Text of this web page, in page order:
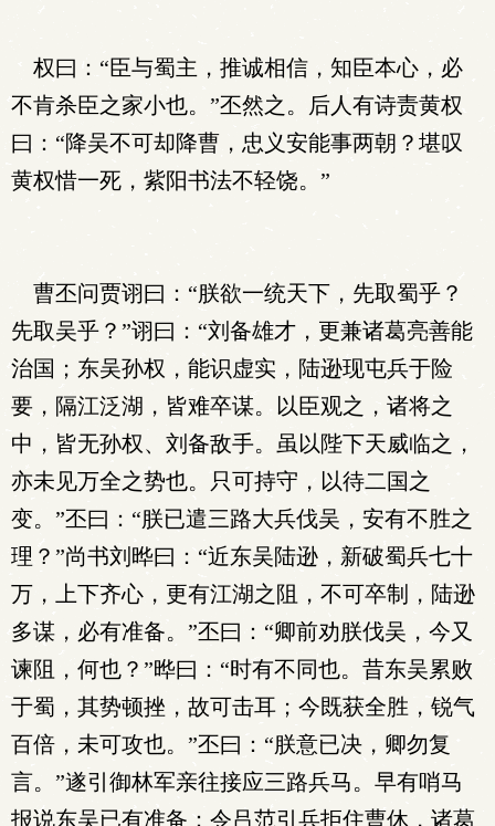
权曰：“臣与蜀主，推诚相信，知臣本心，必
不肯杀臣之家小也。”丕然之。后人有诗责黄权
曰：“降吴不可却降曹，忠义安能事两朝？堪叹
黄权惜一死，紫阳书法不轻饶。”
曹丕问贾诩曰：“朕欲一统天下，先取蜀乎？
先取吴乎？”诩曰：“刘备雄才，更兼诸葛亮善能
治国；东吴孙权，能识虚实，陆逊现屯兵于险
要，隔江泛湖，皆难卒谋。以臣观之，诸将之
中，皆无孙权、刘备敌手。虽以陛下天威临之，
亦未见万全之势也。只可持守，以待二国之
变。”丕曰：“朕已遣三路大兵伐吴，安有不胜之
理？”尚书刘晔曰：“近东吴陆逊，新破蜀兵七十
万，上下齐心，更有江湖之阻，不可卒制，陆逊
多谋，必有准备。”丕曰：“卿前劝朕伐吴，今又
谏阻，何也？”晔曰：“时有不同也。昔东吴累败
于蜀，其势顿挫，故可击耳；今既获全胜，锐气
百倍，未可攻也。”丕曰：“朕意已决，卿勿复
言。”遂引御林军亲往接应三路兵马。早有哨马
报说东吴已有准备：令吕范引兵拒住曹休，诸葛